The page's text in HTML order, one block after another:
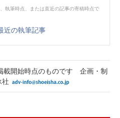
執筆時点、または直近の記事の寄稿時点で
近の執筆記事
載開始時点のものです 企画・制